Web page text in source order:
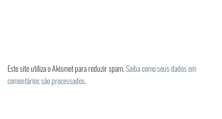
Este site utiliza o Akismet para reduzir spam.Saiba como seus dados em
comentários são processados.